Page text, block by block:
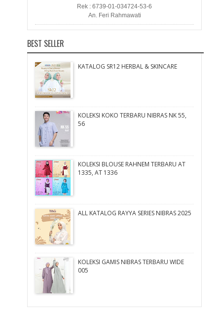
Rek : 6739-01-034724-53-6
An. Feri Rahmawati
BEST SELLER
KATALOG SR12 HERBAL & SKINCARE
KOLEKSI KOKO TERBARU NIBRAS NK 55,
56
KOLEKSI BLOUSE RAHNEM TERBARU AT
1335, AT 1336
ALL KATALOG RAYYA SERIES NIBRAS 2025
KOLEKSI GAMIS NIBRAS TERBARU WIDE
005